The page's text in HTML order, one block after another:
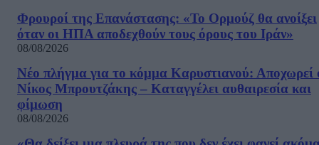
Φρουροί της Επανάστασης: «Το Ορμούζ θα ανοίξει
όταν οι ΗΠΑ αποδεχθούν τους όρους του Ιράν»
08/08/2026
Νέο πλήγμα για το κόμμα Καρυστιανού: Αποχωρεί
Νίκος Μπρουτζάκης – Καταγγέλει αυθαιρεσία και
φίμωση
08/08/2026